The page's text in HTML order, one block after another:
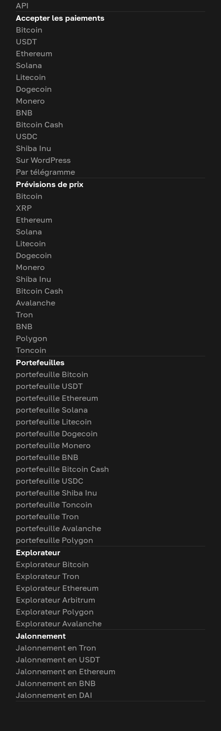
API
Accepter les paiements
Bitcoin
USDT
Ethereum
Solana
Litecoin
Dogecoin
Monero
BNB
Bitcoin Cash
USDC
Shiba Inu
Sur WordPress
Par télégramme
Prévisions de prix
Bitcoin
XRP
Ethereum
Solana
Litecoin
Dogecoin
Monero
Shiba Inu
Bitcoin Cash
Avalanche
Tron
BNB
Polygon
Toncoin
Portefeuilles
portefeuille Bitcoin
portefeuille USDT
portefeuille Ethereum
portefeuille Solana
portefeuille Litecoin
portefeuille Dogecoin
portefeuille Monero
portefeuille BNB
portefeuille Bitcoin Cash
portefeuille USDC
portefeuille Shiba Inu
portefeuille Toncoin
portefeuille Tron
portefeuille Avalanche
portefeuille Polygon
Explorateur
Explorateur Bitcoin
Explorateur Tron
Explorateur Ethereum
Explorateur Arbitrum
Explorateur Polygon
Explorateur Avalanche
Jalonnement
Jalonnement en Tron
Jalonnement en USDT
Jalonnement en Ethereum
Jalonnement en BNB
Jalonnement en DAI